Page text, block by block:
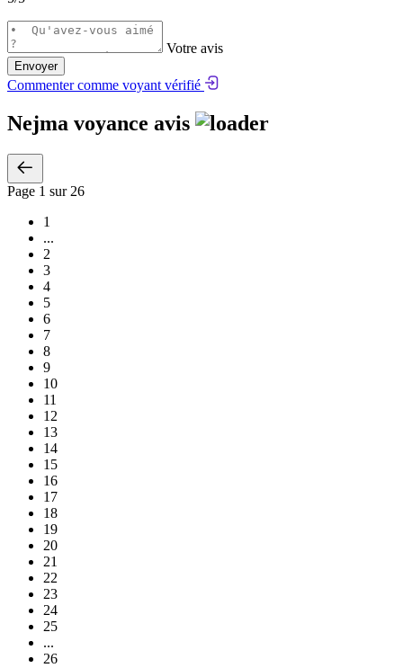
Votre avis
Envoyer
Commenter comme voyant vérifié
Nejma voyance avis
Page 1 sur 26
1
...
2
3
4
5
6
7
8
9
10
11
12
13
14
15
16
17
18
19
20
21
22
23
24
25
...
26